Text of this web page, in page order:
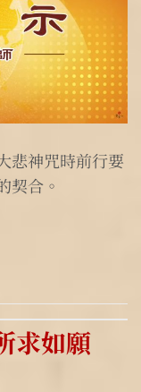
悲神咒時前行要
契合。
求如願